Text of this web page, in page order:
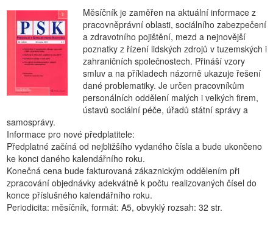
Měsíčník je zaměřen na aktuální informace z
pracovněprávní oblasti, sociálního zabezpečení
a zdravotního pojištění, mezd a nejnovější
poznatky z řízení lidských zdrojů v tuzemských i
zahraničních společnostech. Přináší vzory
smluv a na příkladech názorně ukazuje řešení
dané problematiky. Je určen pracovníkům
personálních oddělení malých i velkých firem,
ústavů sociální péče, úřadů státní správy a
samosprávy.
Informace pro nové předplatitele:
Předplatné začíná od nejbližšího vydaného čísla a bude ukončeno
ke konci daného kalendářního roku.
Konečná cena bude fakturovaná zákaznickým oddělením při
zpracování objednávky adekvátně k počtu realizovaných čísel do
konce příslušného kalendářního roku.
Periodicita: měsíčník, formát: A5, obvyklý rozsah: 32 str.